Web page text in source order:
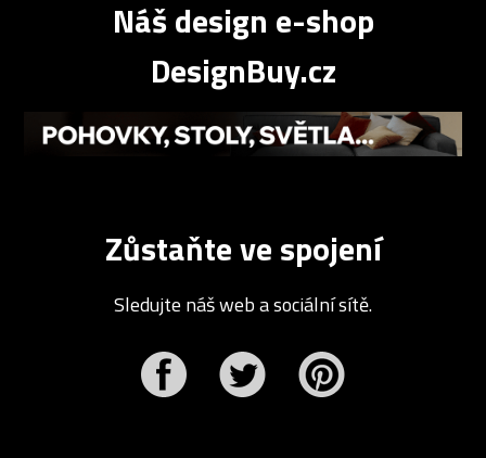
Náš design e-shop
DesignBuy.cz
Zůstaňte ve spojení
Sledujte náš web a sociální sítě.